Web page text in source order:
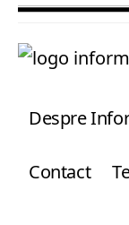
Despre
Contact